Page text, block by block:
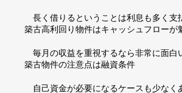
長く借りるということは利息も多く支
築古高利回り物件はキャッシュフローが
毎月の収益を重視するなら非常に面白
築古物件の注意点は融資条件
自己資金が必要になるケースも少なく